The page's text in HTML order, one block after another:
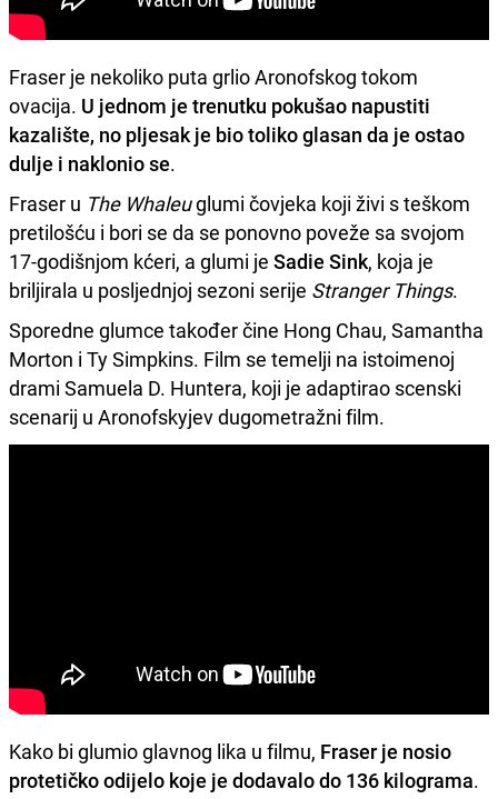
Fraser je nekoliko puta grlio Aronofskog tokom
ovacija. U jednom je trenutku pokušao napustiti
kazalište, no pljesak je bio toliko glasan da je ostao
dulje i naklonio se.
Fraser u The Whaleuglumi čovjeka koji živi s teškom
pretilošću i bori se da se ponovno poveže sa svojom
17-godišnjom kćeri, a glumi je Sadie Sink, koja je
briljirala u posljednjoj sezoni serije Stranger Things.
Sporedne glumce također čine Hong Chau, Samantha
Morton i Ty Simpkins. Film se temelji na istoimenoj
drami Samuela D. Huntera, koji je adaptirao scenski
scenarij u Aronofskyjev dugometražni film.
Kako bi glumio glavnog lika u filmu, Fraser je nosio
protetičko odijelo koje je dodavalo do 136 kilograma.